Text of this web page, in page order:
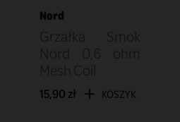
Nord
Grzałka Smok
Nord 0,6 ohm
Mesh Coil
15,90 zł KOSZYK